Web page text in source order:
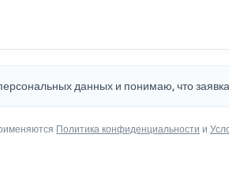
данных и понимаю, что
Политика конфиденциальности и